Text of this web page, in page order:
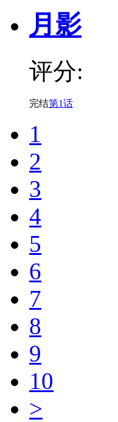
月影
评分:
完结第1话
1
2
3
4
5
6
7
8
9
10
>